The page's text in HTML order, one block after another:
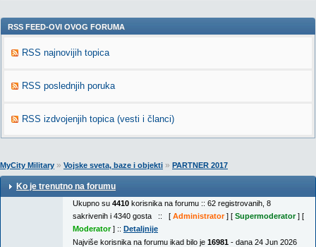
RSS FEED-OVI OVOG FORUMA
RSS najnovijih topica
RSS poslednjih poruka
RSS izdvojenjih topica (vesti i članci)
MyCity Military » Vojske sveta, baze i objekti » PARTNER 2017
Ko je trenutno na forumu
Ukupno su 4410 korisnika na forumu :: 62 registrovanih, 8
sakrivenih i 4340 gosta :: [ Administrator] [ Supermoderator] [
Moderator] :: Detaljnije
Najviše korisnika na forumu ikad bilo je 16981 - dana 24 Jun 2026